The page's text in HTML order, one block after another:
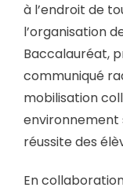
à l’endroit de
l’organisation
Baccalauréat,
communiqué
mobilisation
environnement
réussite des
En